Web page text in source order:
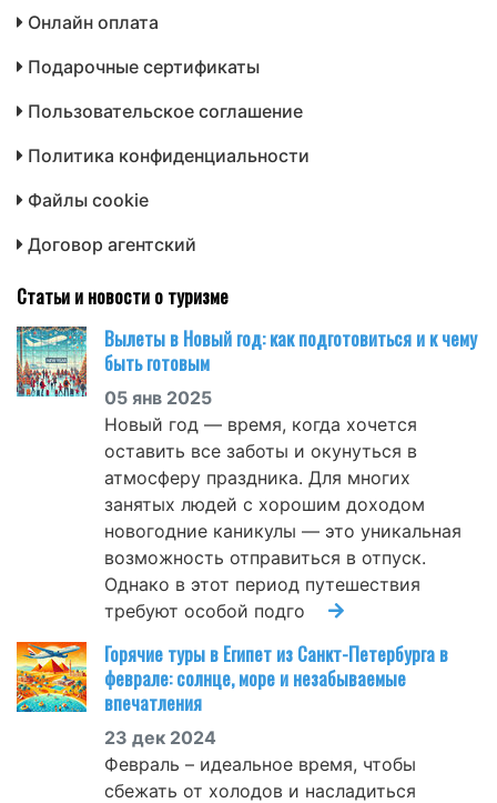
Онлайн оплата
Подарочные сертификаты
Пользовательское соглашение
Политика конфиденциальности
Файлы cookie
Договор агентский
Статьи и новости о туризме
Вылеты в Новый год: как подготовиться и к чему
быть готовым
05 янв 2025
Новый год — время, когда хочется
оставить все заботы и окунуться в
атмосферу праздника. Для многих
занятых людей с хорошим доходом
новогодние каникулы — это уникальная
возможность отправиться в отпуск.
Однако в этот период путешествия
требуют особой подго
Горячие туры в Египет из Санкт-Петербурга в
феврале: солнце, море и незабываемые
впечатления
23 дек 2024
Февраль – идеальное время, чтобы
сбежать от холодов и насладиться